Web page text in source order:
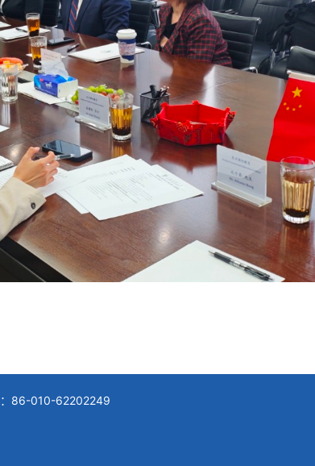
86-010-62202249